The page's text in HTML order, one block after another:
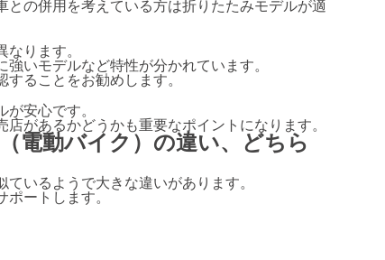
の併用を考えている方は折りたたみモデルが適
ります。
いモデルなど特性が分かれています。
ることをお勧めします。
安心です。
があるかどうかも重要なポイントになります。
電動バイク）の違い、どちら
いるようで大きな違いがあります。
ートします。